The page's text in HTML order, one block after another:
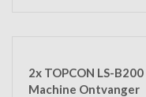
2x TOPCON LS-B200
Machine Ontvanger